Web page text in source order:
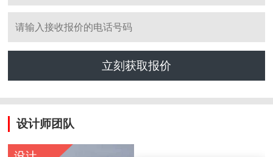
立刻获取报价
设计师团队